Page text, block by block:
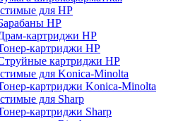
для HP
HP
картриджи HP
картриджи HP
картриджи HP
для Konica-Minolta
картриджи Konica-Minolta
для Sharp
картриджи Sharp